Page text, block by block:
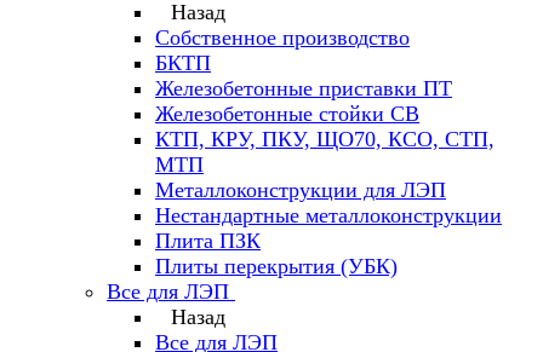
Назад
Собственное производство
БКТП
Железобетонные приставки ПТ
Железобетонные стойки СВ
КТП, КРУ, ПКУ, ЩО70, КСО, СТП,
МТП
Металлоконструкции для ЛЭП
Нестандартные металлоконструкции
Плита ПЗК
Плиты перекрытия (УБК)
Все для ЛЭП
Назад
Все для ЛЭП